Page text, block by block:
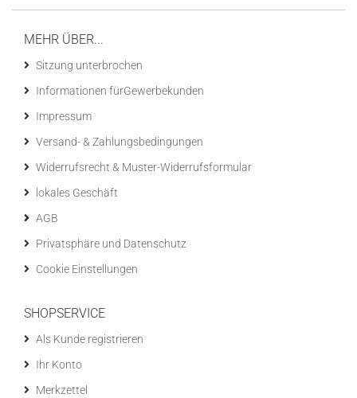
MEHR ÜBER...
Sitzung unterbrochen
Informationen fürGewerbekunden
Impressum
Versand- & Zahlungsbedingungen
Widerrufsrecht & Muster-Widerrufsformular
lokales Geschäft
AGB
Privatsphäre und Datenschutz
Cookie Einstellungen
SHOPSERVICE
Als Kunde registrieren
Ihr Konto
Merkzettel